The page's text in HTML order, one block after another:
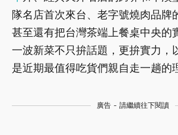
隊名店首次來台、老字號燒肉品牌
甚至還有把台灣茶端上餐桌中央的
一波新菜不只拚話題，更拚實力，
是近期最值得吃貨們親自走一趟的
廣告 - 請繼續往下閱讀